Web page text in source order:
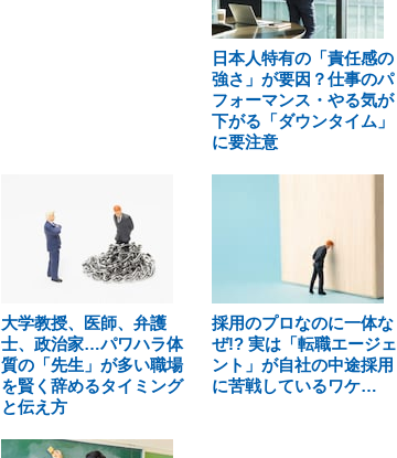
日本人特有の「責任感の
強さ」が要因？仕事のパ
フォーマンス・やる気が
下がる「ダウンタイム」
に要注意
大学教授、医師、弁護
士、政治家…パワハラ体
質の「先生」が多い職場
を賢く辞めるタイミング
と伝え方
採用のプロなのに一体な
ぜ!? 実は「転職エージェ
ント」が自社の中途採用
に苦戦しているワケ…